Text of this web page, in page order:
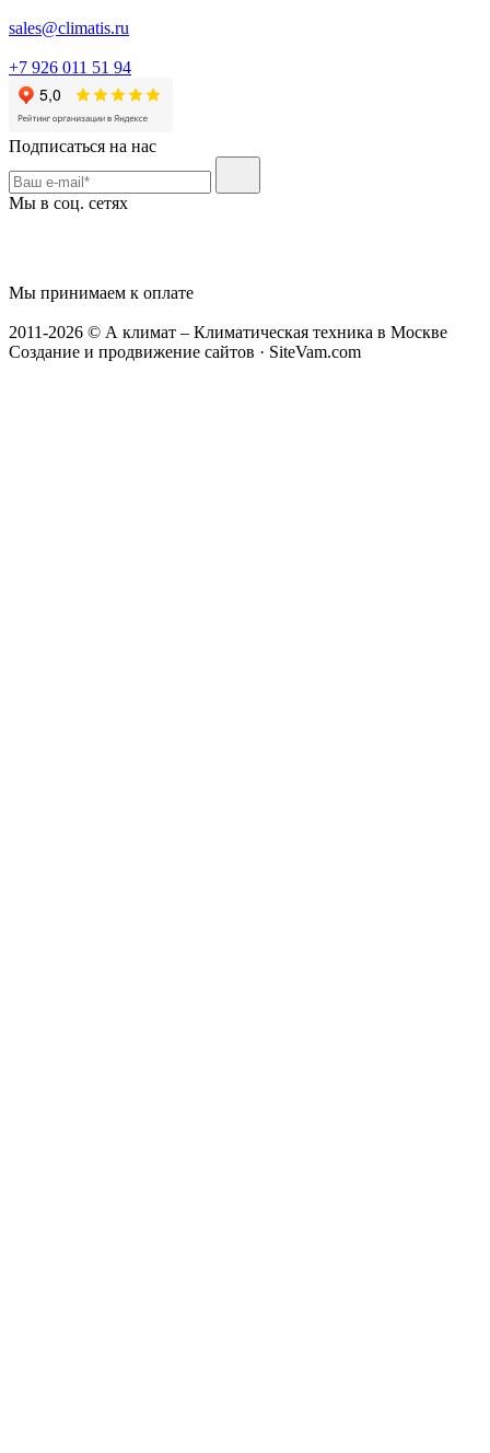
sales@climatis.ru
+7 926 011 51 94
Подписаться на нас
Мы в соц. сетях
Мы принимаем к оплате
2011-2026 © А климат – Климатическая техника в Москве
Создание и продвижение сайтов · SiteVam.com